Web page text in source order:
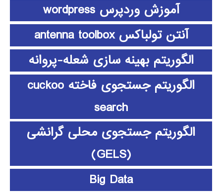
آموزش وردپرس wordpress
آنتن تولباکس antenna toolbox
الگوریتم بهینه سازی شعله-پروانه
الگوریتم جستجوی فاخته cuckoo
search
الگوریتم جستجوی محلی گرانشی
(GELS)
Big Data